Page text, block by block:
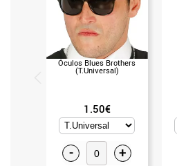
Óculos Blues Brothers
(T.Universal)
1.50€
- +